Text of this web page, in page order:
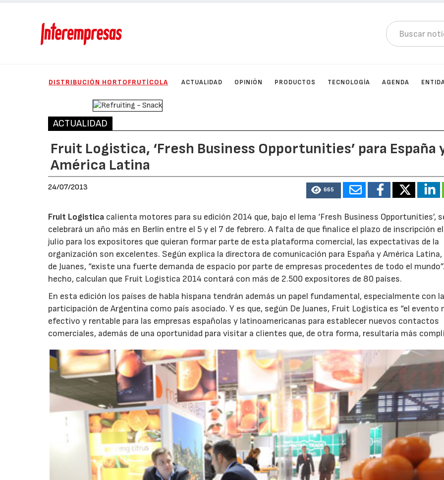
DISTRIBUCIÓN HORTOFRUTÍCOLA ACTUALIDAD OPINIÓN PRODUCTOS TECNOLOGÍA AGENDA
ACTUALIDAD
Fruit Logistica, ‘Fresh Business Opportunities’ para España
América Latina
24/07/2013 665
Fruit Logistica calienta motores para su edición 2014 que, bajo el lema ‘Fresh Business Opportunities’,
celebrará un año más en Berlín entre el 5 y el 7 de febrero. A falta de que finalice el plazo de inscripción
julio para los expositores que quieran formar parte de esta plataforma comercial, las expectativas de la
organización son excelentes. Según explica la directora de comunicación para España y América Latina,
de Juanes, “existe una fuerte demanda de espacio por parte de empresas procedentes de todo el
hecho, calculan que Fruit Logistica 2014 contará con más de 2.500 expositores de 80 países.
En esta edición los países de habla hispana tendrán además un papel fundamental, especialmente con
participación de Argentina como país asociado. Y es que, según De Juanes, Fruit Logistica es “el evento
efectivo y rentable para las empresas españolas y latinoamericanas para establecer nuevos contactos
comerciales, además de una oportunidad para visitar a clientes que, de otra forma, resultaría más